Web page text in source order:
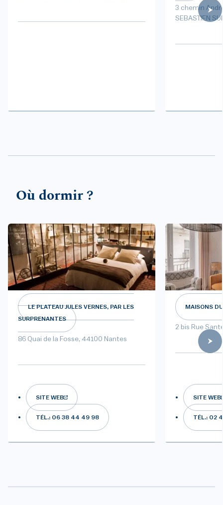
3 chemin
SEBASTIEN
Où dormir ?
LE PLATEAU JULES VERNES, PAR LES
SURPRENANTES
86 Quai de la Fosse, 44100 Nantes
SITE WEB
TÉL.: 06 38 44 49 98
MAISONS
2 bis Rue
SITE WEB
TÉL.: 02